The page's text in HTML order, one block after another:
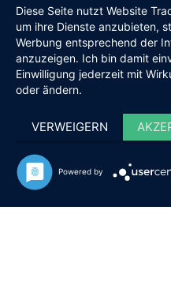
Diese Seite nutzt Website
um ihre Dienste anzubieten,
Werbung entsprechend der
anzuzeigen. Ich bin damit
Einwilligung jederzeit mit
oder ändern.
VERWEIGERN
Powered by